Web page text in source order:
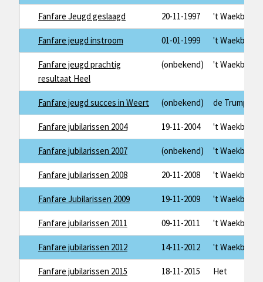
Fanfare Jeugd geslaagd 20-11-1997 't Waekblaad
Fanfare jeugd instroom 01-01-1999 't Waekblaad
Fanfare jeugd prachtig
resultaat Heel
(onbekend) 't Waekblaad
Fanfare jeugd succes in Weert (onbekend) de Trump
Fanfare jubilarissen 2004 19-11-2004 't Waekblaad
Fanfare jubilarissen 2007 (onbekend) 't Waekblaad
Fanfare jubilarissen 2008 20-11-2008 't Waekblaad
Fanfare Jubilarissen 2009 19-11-2009 't Waekblaad
Fanfare jubilarissen 2011 09-11-2011 't Waekblaad
Fanfare jubilarissen 2012 14-11-2012 't Waekblaad
Fanfare jubilarissen 2015 18-11-2015
Het